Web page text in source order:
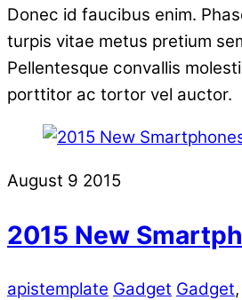
Donec id faucibus enim.
turpis vitae metus pretium
Pellentesque convallis
porttitor ac tortor vel auctor.
August 9 2015
2015 New
apistemplate Gadget Gadget,